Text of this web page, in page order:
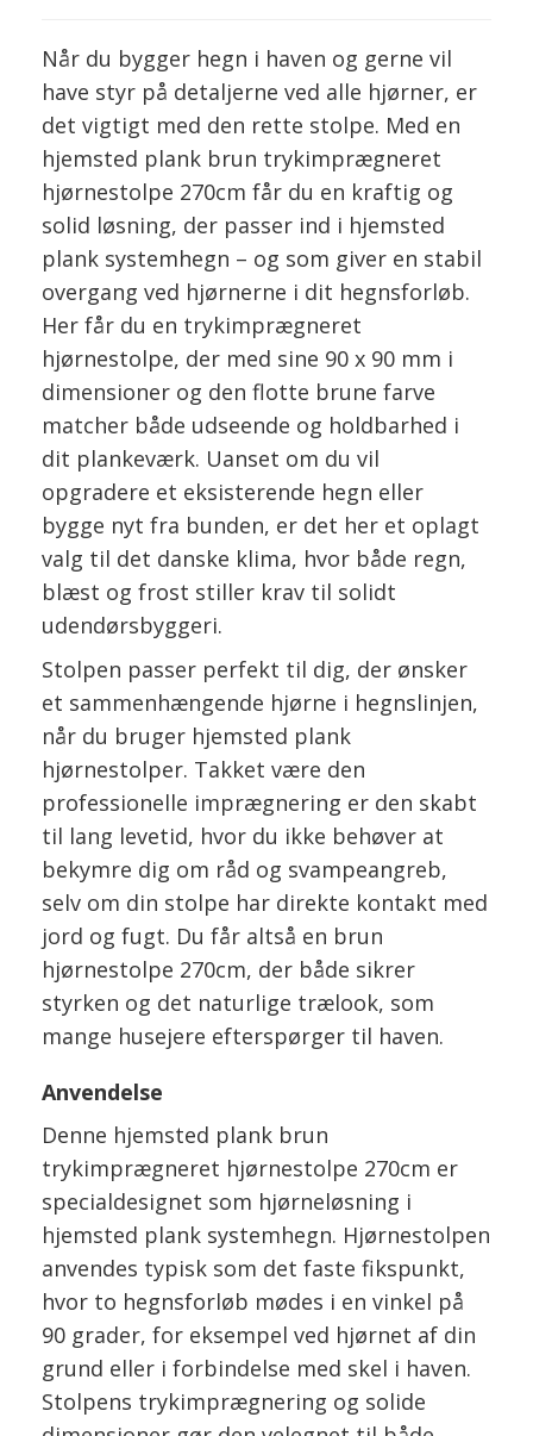
Når du bygger hegn i haven og gerne vil
have styr på detaljerne ved alle hjørner, er
det vigtigt med den rette stolpe. Med en
hjemsted plank brun trykimprægneret
hjørnestolpe 270cm får du en kraftig og
solid løsning, der passer ind i hjemsted
plank systemhegn – og som giver en stabil
overgang ved hjørnerne i dit hegnsforløb.
Her får du en trykimprægneret
hjørnestolpe, der med sine 90 x 90 mm i
dimensioner og den flotte brune farve
matcher både udseende og holdbarhed i
dit plankeværk. Uanset om du vil
opgradere et eksisterende hegn eller
bygge nyt fra bunden, er det her et oplagt
valg til det danske klima, hvor både regn,
blæst og frost stiller krav til solidt
udendørsbyggeri.
Stolpen passer perfekt til dig, der ønsker
et sammenhængende hjørne i hegnslinjen,
når du bruger hjemsted plank
hjørnestolper. Takket være den
professionelle imprægnering er den skabt
til lang levetid, hvor du ikke behøver at
bekymre dig om råd og svampeangreb,
selv om din stolpe har direkte kontakt med
jord og fugt. Du får altså en brun
hjørnestolpe 270cm, der både sikrer
styrken og det naturlige trælook, som
mange husejere efterspørger til haven.
Anvendelse
Denne hjemsted plank brun
trykimprægneret hjørnestolpe 270cm er
specialdesignet som hjørneløsning i
hjemsted plank systemhegn. Hjørnestolpen
anvendes typisk som det faste fikspunkt,
hvor to hegnsforløb mødes i en vinkel på
90 grader, for eksempel ved hjørnet af din
grund eller i forbindelse med skel i haven.
Stolpens trykimprægnering og solide